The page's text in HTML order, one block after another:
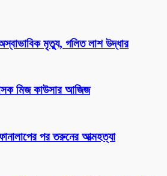
মৃত্যু, গলিত লাশ উদ্ধার
মিজ কাউসার আজিজ
পর তরুনের আত্মহত্যা